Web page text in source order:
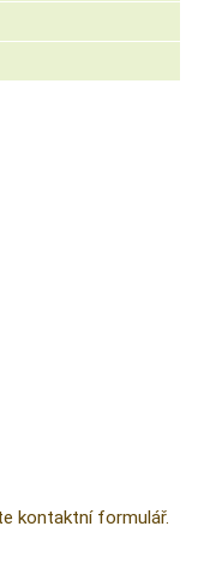
kontaktní formulář.